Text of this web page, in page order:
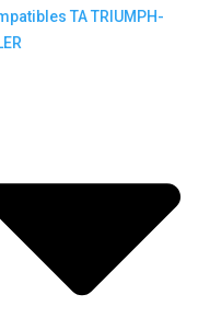
TA TRIUMPH-